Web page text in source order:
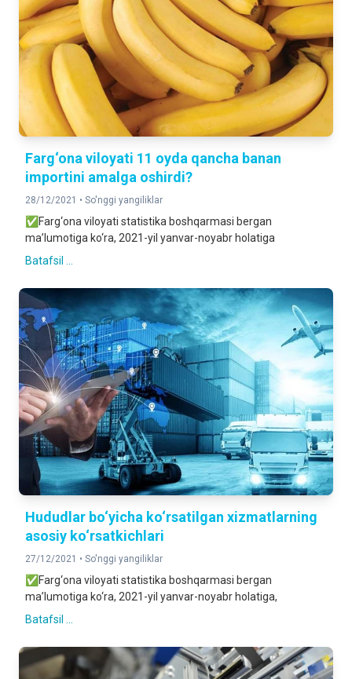
Farg‘ona viloyati 11 oyda qancha banan
importini amalga oshirdi?
28/12/2021 • So'nggi yangiliklar
✅Farg‘ona viloyati statistika boshqarmasi bergan
ma’lumotiga ko‘ra, 2021-yil yanvar-noyabr holatiga
Batafsil ...
Hududlar bo‘yicha ko‘rsatilgan xizmatlarning
asosiy ko‘rsatkichlari
27/12/2021 • So'nggi yangiliklar
✅Farg‘ona viloyati statistika boshqarmasi bergan
ma’lumotiga ko‘ra, 2021-yil yanvar-noyabr holatiga,
Batafsil ...